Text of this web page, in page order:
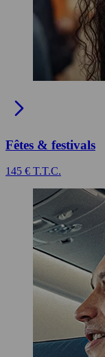
Fêtes & festivals
145 € T.T.C.